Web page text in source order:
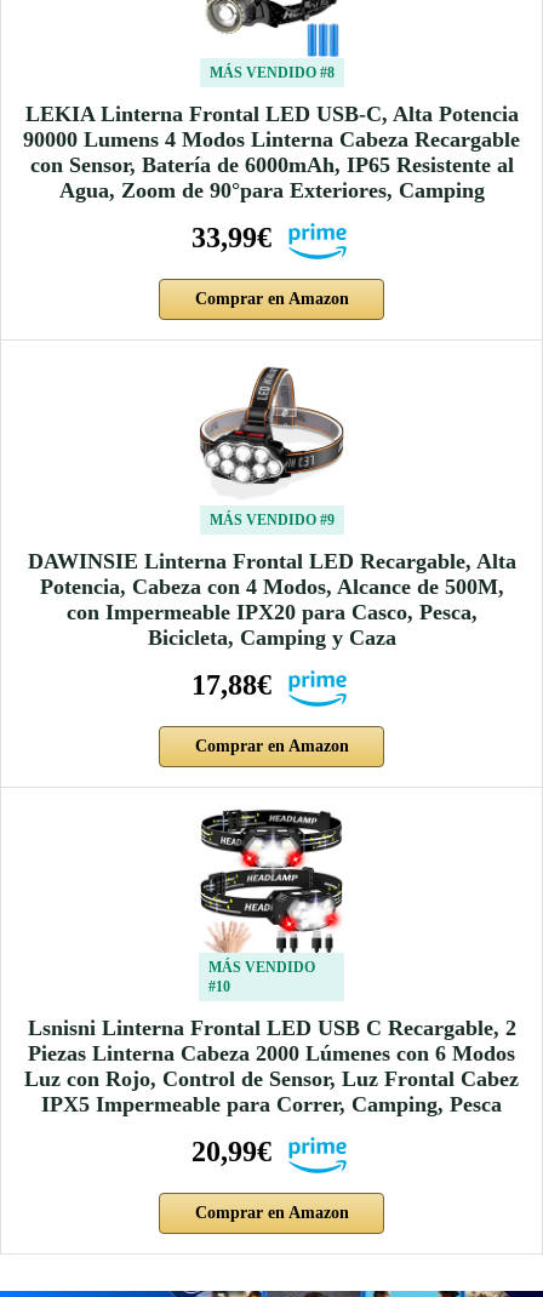
MÁS VENDIDO #8
LEKIA Linterna Frontal LED USB-C, Alta Potencia
90000 Lumens 4 Modos Linterna Cabeza Recargable
con Sensor, Batería de 6000mAh, IP65 Resistente al
Agua, Zoom de 90°para Exteriores, Camping
33,99€
Comprar en Amazon
MÁS VENDIDO #9
DAWINSIE Linterna Frontal LED Recargable, Alta
Potencia, Cabeza con 4 Modos, Alcance de 500M,
con Impermeable IPX20 para Casco, Pesca,
Bicicleta, Camping y Caza
17,88€
Comprar en Amazon
MÁS VENDIDO
#10
Lsnisni Linterna Frontal LED USB C Recargable, 2
Piezas Linterna Cabeza 2000 Lúmenes con 6 Modos
Luz con Rojo, Control de Sensor, Luz Frontal Cabez
IPX5 Impermeable para Correr, Camping, Pesca
20,99€
Comprar en Amazon